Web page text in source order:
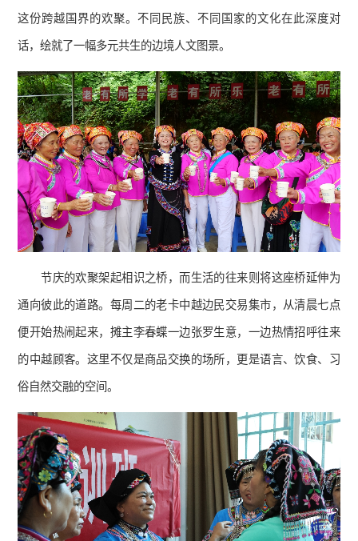
这份跨越国界的欢聚。不同民族、不同国家的文化在此深度对
话，绘就了一幅多元共生的边境人文图景。
节庆的欢聚架起相识之桥，而生活的往来则将这座桥延伸为
通向彼此的道路。每周二的老卡中越边民交易集市，从清晨七点
便开始热闹起来，摊主李春蝶一边张罗生意，一边热情招呼往来
的中越顾客。这里不仅是商品交换的场所，更是语言、饮食、习
俗自然交融的空间。